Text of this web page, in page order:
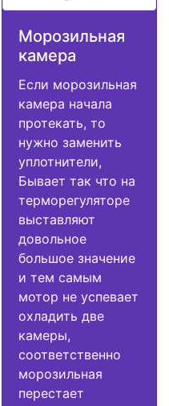
Морозильная
камера
Если морозильная
камера начала
протекать, то
нужно заменить
уплотнители,
Бывает так что на
терморегуляторе
выставляют
довольное
большое значение
и тем самым
мотор не успевает
охладить две
камеры,
соответственно
морозильная
перестает